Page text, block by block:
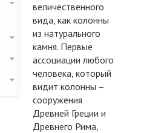
величественного
вида, как колонны
из натурального
камня. Первые
ассоциации любого
человека, который
видит колонны –
сооружения
Древней Греции и
Древнего Рима,